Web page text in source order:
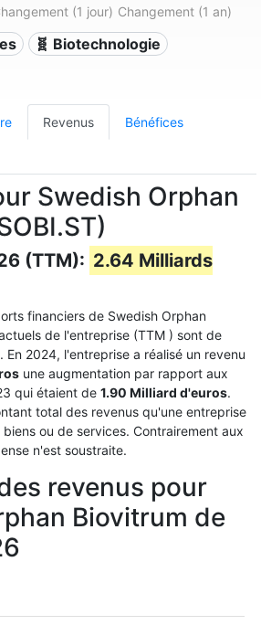
(1 jour) Changement (1 an)
🧬 Biotechnologie
Revenus Bénéfices
Swedish Orphan
(TTM): 2.64 Milliards
financiers de Swedish Orphan
de l'entreprise (TTM ) sont de
. En 2024, l'entreprise a réalisé un revenu
une augmentation par rapport aux
qui étaient de 1.90 Milliard d'euros.
total des revenus qu'une entreprise
ou de services. Contrairement aux
n'est soustraite.
revenus pour
Biovitrum de